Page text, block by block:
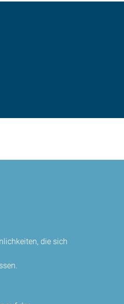
die sich